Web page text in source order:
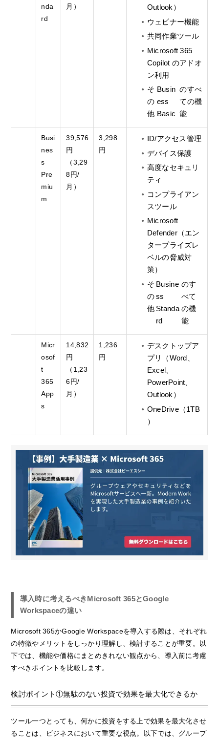
nda
rd
月）
Outlook）
ウェビナー機能
共同作業ツール
Microsoft 365
Copilot のアドオ
ン利用
そ
の
他
Busin
ess
Basic
のすべ
ての機
能
Busi
nes
s
Pre
miu
m
39,576
円
（3,29
8円/
月）
3,298
円
ID/アクセス管理
デバイス保護
高度なセキュリ
ティ
コンプライアン
スツール
Microsoft
Defender（エン
タープライズレ
ベルの脅威対
策）
そ
の
他
Busine
ss
Standa
rd
のす
べて
の機
能
Micr
osof
t
365
App
s
14,832
円
（1,23
6円/
月）
1,236
円
デスクトップア
プリ（Word、
Excel、
PowerPoint、
Outlook）
OneDrive（1TB
）
導入時に考えるべきMicrosoft 365とGoogle
Workspaceの違い
Microsoft 365かGoogle Workspaceを導入する際は、それぞれ
の特徴やメリットをしっかり理解し、検討することが重要。以
下では、機能や価格にまとめきれない観点から、導入前に考慮
すべきポイントを比較します。
検討ポイント①無駄のない投資で効果を最大化できるか
ツール一つとっても、何かに投資をする上で効果を最大化させ
ることは、ビジネスにおいて重要な視点。以下では、グループ